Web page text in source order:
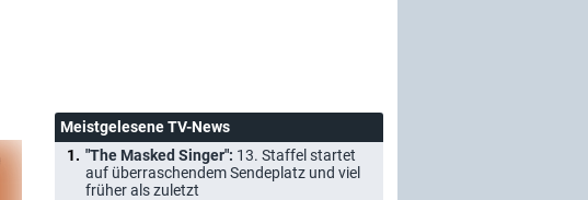
Meistgelesene TV-News
"The Masked Singer": 13. Staffel startet
auf überraschendem Sendeplatz und viel
früher als zuletzt